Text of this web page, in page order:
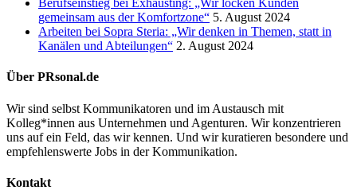
Berufseinstieg bei Exhausting: „Wir locken Kunden
gemeinsam aus der Komfortzone“ 5. August 2024
Arbeiten bei Sopra Steria: „Wir denken in Themen, statt in
Kanälen und Abteilungen“ 2. August 2024
Über PRsonal.de
Wir sind selbst Kommunikatoren und im Austausch mit
Kolleg*innen aus Unternehmen und Agenturen. Wir konzentrieren
uns auf ein Feld, das wir kennen. Und wir kuratieren besondere und
empfehlenswerte Jobs in der Kommunikation.
Kontakt